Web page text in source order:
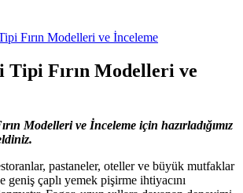
Fırın Modelleri ve İnceleme
Tipi Fırın Modelleri ve
Modelleri ve İnceleme için hazırladığımız
pastaneler, oteller ve büyük mutfaklar
geniş çaplı yemek pişirme ihtiyacını